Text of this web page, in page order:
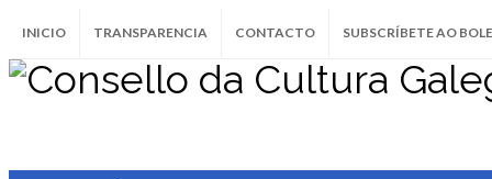
INICIO TRANSPARENCIA CONTACTO SUBSCRÍBETE AO
Pegadas para un
A disidencia sexual en Galicia